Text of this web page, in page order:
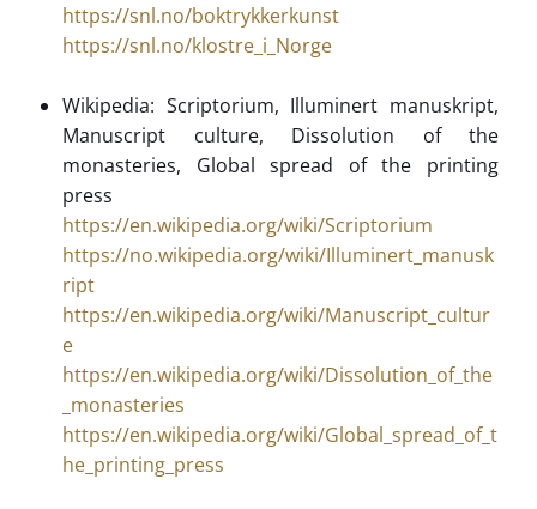
https://snl.no/boktrykkerkunst
https://snl.no/klostre_i_Norge
Wikipedia: Scriptorium, Illuminert manuskript,
Manuscript culture, Dissolution of the
monasteries, Global spread of the printing
press
https://en.wikipedia.org/wiki/Scriptorium
https://no.wikipedia.org/wiki/Illuminert_manusk
ript
https://en.wikipedia.org/wiki/Manuscript_cultur
e
https://en.wikipedia.org/wiki/Dissolution_of_the
_monasteries
https://en.wikipedia.org/wiki/Global_spread_of_t
he_printing_press